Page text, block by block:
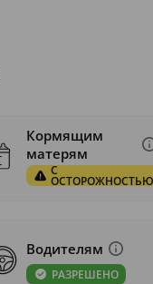
Кормящим
матерям
С
ОСТОРОЖНОСТЬЮ
Водителям
РАЗРЕШЕНО